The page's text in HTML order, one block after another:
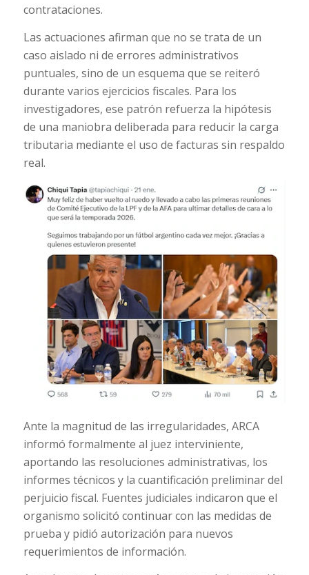
contrataciones.
Las actuaciones afirman que no se trata de un
caso aislado ni de errores administrativos
puntuales, sino de un esquema que se reiteró
durante varios ejercicios fiscales. Para los
investigadores, ese patrón refuerza la hipótesis
de una maniobra deliberada para reducir la carga
tributaria mediante el uso de facturas sin respaldo
real.
Ante la magnitud de las irregularidades, ARCA
informó formalmente al juez interviniente,
aportando las resoluciones administrativas, los
informes técnicos y la cuantificación preliminar del
perjuicio fiscal. Fuentes judiciales indicaron que el
organismo solicitó continuar con las medidas de
prueba y pidió autorización para nuevos
requerimientos de información.